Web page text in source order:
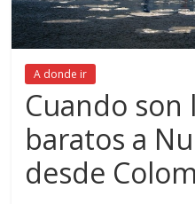
A donde ir
Cuando son
baratos a
desde